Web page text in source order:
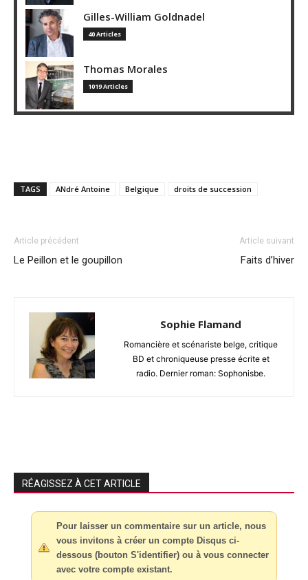
Gilles-William Goldnadel
40 Articles
Thomas Morales
1019 Articles
TAGS ANdré Antoine Belgique droits de succession
Article précédent
Le Peillon et le goupillon
Article suivant
Faits d’hiver
Sophie Flamand
Romancière et scénariste belge, critique
BD et chroniqueuse presse écrite et
radio. Dernier roman: Sophonisbe.
RÉAGISSEZ À CET ARTICLE
Pour laisser un commentaire sur un article, nous
vous invitons à créer un compte Disqus ci-
dessous (bouton S'identifier) ou à vous connecter
avec votre compte existant.